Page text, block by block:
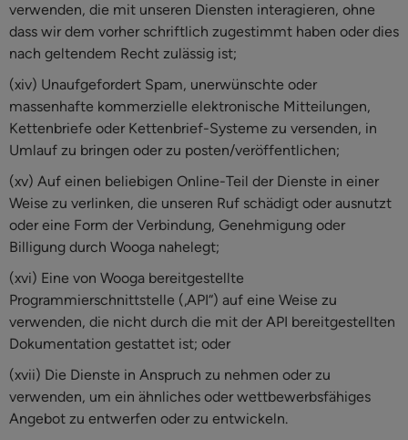
verwenden, die mit unseren Diensten interagieren, ohne
dass wir dem vorher schriftlich zugestimmt haben oder dies
nach geltendem Recht zulässig ist;
(xiv) Unaufgefordert Spam, unerwünschte oder
massenhafte kommerzielle elektronische Mitteilungen,
Kettenbriefe oder Kettenbrief-Systeme zu versenden, in
Umlauf zu bringen oder zu posten/veröffentlichen;
(xv) Auf einen beliebigen Online-Teil der Dienste in einer
Weise zu verlinken, die unseren Ruf schädigt oder ausnutzt
oder eine Form der Verbindung, Genehmigung oder
Billigung durch Wooga nahelegt;
(xvi) Eine von Wooga bereitgestellte
Programmierschnittstelle („API“) auf eine Weise zu
verwenden, die nicht durch die mit der API bereitgestellten
Dokumentation gestattet ist; oder
(xvii) Die Dienste in Anspruch zu nehmen oder zu
verwenden, um ein ähnliches oder wettbewerbsfähiges
Angebot zu entwerfen oder zu entwickeln.